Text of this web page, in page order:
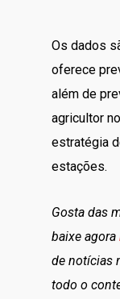
Os dados
oferece
além de
agricultor
estratégia
estações.
Gosta das
baixe agora
de notícias
todo o